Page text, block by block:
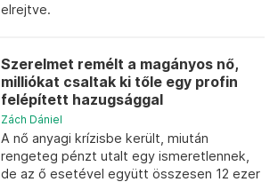
elrejtve.
Szerelmet remélt a magányos nő,
milliókat csaltak ki tőle egy profin
felépített hazugsággal
Zách Dániel
A nő anyagi krízisbe került, miután
rengeteg pénzt utalt egy ismeretlennek,
de az ő esetével együtt összesen 12 ezer